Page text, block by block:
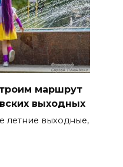
маршрут
выходных
летние выходные,